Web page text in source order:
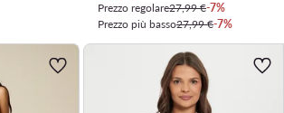
Prezzo regolare27,99 €-7%
Prezzo più basso27,99 €-7%